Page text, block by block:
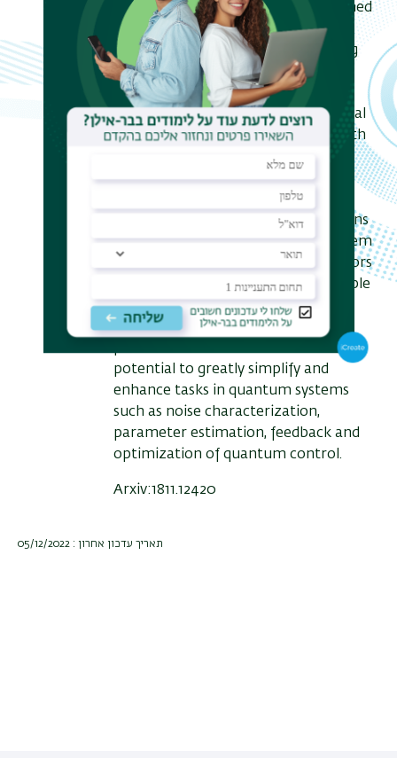
seen if neural networks can be trained
to predict stochastic quantum
evolution without a priori specifying
the rules of quantum theory. I will
show how we trained a recurrent
neural network to infer the individual
quantum trajectories associated with
the evolution of a superconducting
qubit under unitary evolution,
decoherence and continuous
measurement from raw observations
only. The network extracts the system
Hamiltonian, measurement operators
and physical parameters. It is also able
to perform tomography of an
unknown initial state without any
prior calibration. This method has
potential to greatly simplify and
enhance tasks in quantum systems
such as noise characterization,
parameter estimation, feedback and
optimization of quantum control.
Arxiv:1811.12420
תאריך עדכון אחרון : 05/12/2022